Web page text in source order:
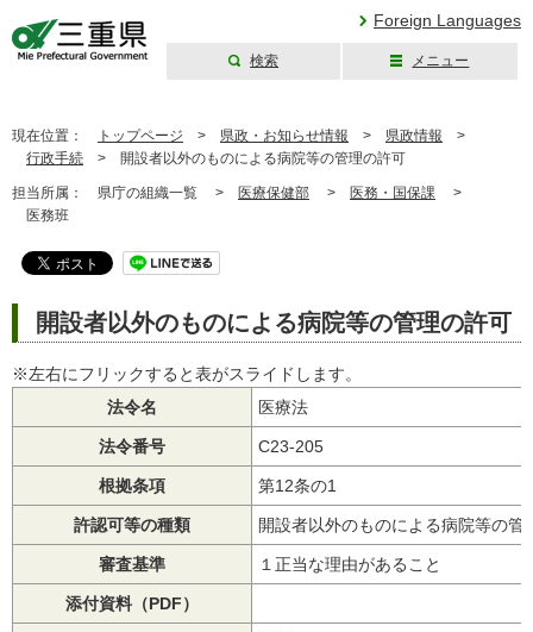
Foreign Languages
検索 メニュー
現在位置： トップページ > 県政・お知らせ情報 > 県政情報 >
行政手続 > 開設者以外のものによる病院等の管理の許可
担当所属： 県庁の組織一覧 > 医療保健部 > 医務・国保課 >
医務班
開設者以外のものによる病院等の管理の許可
※左右にフリックすると表がスライドします。
法令名
医療法
法令番号 C23-205
根拠条項 第12条の1
許認可等の種類 開設者以外のものによる病院等の管
審査基準 １正当な理由があること
添付資料（PDF）